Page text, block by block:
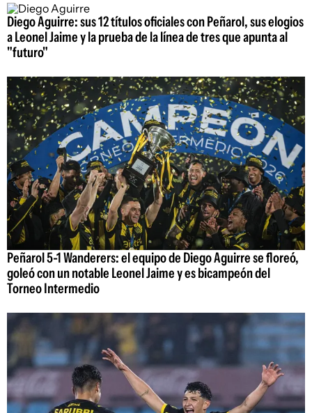
Diego Aguirre: sus 12 títulos oficiales con Peñarol, sus elogios
a Leonel Jaime y la prueba de la línea de tres que apunta al
"futuro"
Peñarol 5-1 Wanderers: el equipo de Diego Aguirre se floreó,
goleó con un notable Leonel Jaime y es bicampeón del
Torneo Intermedio